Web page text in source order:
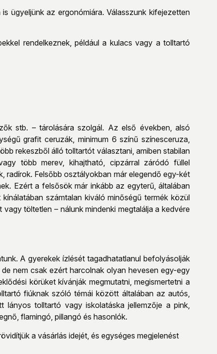
ügyeljünk az ergonómiára. Válasszunk kifejezetten
rendelkeznek, például a kulacs vagy a tolltartó
stb. – tárolására szolgál. Az első években, alsó
grafit ceruzák, minimum 6 színű színesceruza,
rekeszből álló tolltartót választani, amiben stabilan
több merev, kihajtható, cipzárral záródó füllel
radírok. Felsőbb osztályokban már elegendő egy-két
Ezért a felsősök már inkább az egyterű, általában
számtalan kiváló minőségű termék közül
töltetlen – nálunk mindenki megtalálja a kedvére
A gyerekek ízlését tagadhatatlanul befolyásolják
nem csak ezért harcolnak olyan hevesen egy-egy
körüket kívánják megmutatni, megismertetni a
fiúknak szóló témái között általában az autós,
lányos tolltartó vagy iskolatáska jellemzője a pink,
flamingó, pillangó és hasonlók.
a vásárlás idejét, és egységes megjelenést